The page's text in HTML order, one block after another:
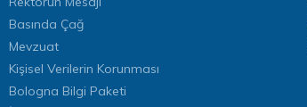
Basında Çağ
Mevzuat
Kişisel Verilerin Korunması
Bologna Bilgi Paketi